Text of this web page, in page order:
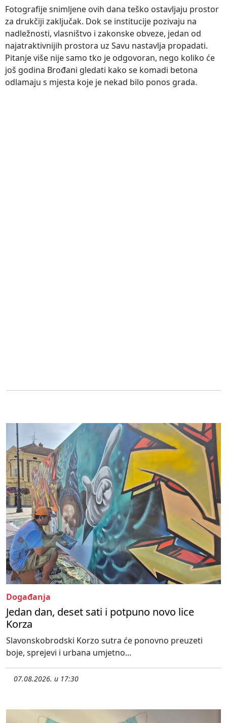
Fotografije snimljene ovih dana teško ostavljaju prostor
za drukčiji zaključak. Dok se institucije pozivaju na
nadležnosti, vlasništvo i zakonske obveze, jedan od
najatraktivnijih prostora uz Savu nastavlja propadati.
Pitanje više nije samo tko je odgovoran, nego koliko će
još godina Brođani gledati kako se komadi betona
odlamaju s mjesta koje je nekad bilo ponos grada.
Događanja
Jedan dan, deset sati i potpuno novo lice
Korza
Slavonskobrodski Korzo sutra će ponovno preuzeti
boje, sprejevi i urbana umjetno...
07.08.2026. u 17:30